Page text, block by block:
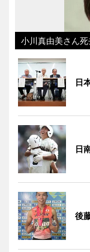
小川真由美さん
日
日
後